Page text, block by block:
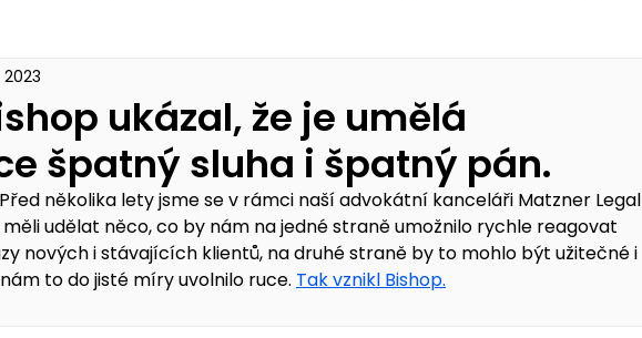
ukázal, že je umělá
špatný sluha i špatný pán.
2023
Před několika lety jsme se v rámci naší advokátní kanceláři Matzner Legal
udělat něco, co by nám na jedné straně umožnilo rychle reagovat
nových i stávajících klientů, na druhé straně by to mohlo být užitečné i
to do jisté míry uvolnilo ruce. Tak vznikl Bishop.